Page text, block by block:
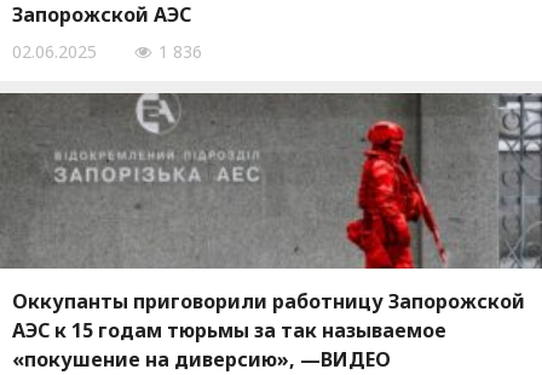
Запорожской АЭС
02.06.2025 1 836
Оккупанты приговорили работницу Запорожской
АЭС к 15 годам тюрьмы за так называемое
«покушение на диверсию», —ВИДЕО